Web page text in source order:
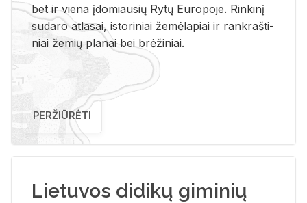
bet ir vie­na įdo­miau­sių Rytų Eu­ro­po­je. Rin­ki­nį
su­da­ro at­la­sai, is­to­ri­niai že­mė­la­piai ir rank­raš­ti­
niai že­mių pla­nai bei brė­ži­niai.
PERŽIŪRĖTI
Lietuvos didikų giminių